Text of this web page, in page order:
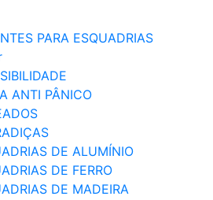
PARA ESQUADRIAS
ANTI PÂNICO
DE ALUMÍNIO
DE FERRO
DE MADEIRA